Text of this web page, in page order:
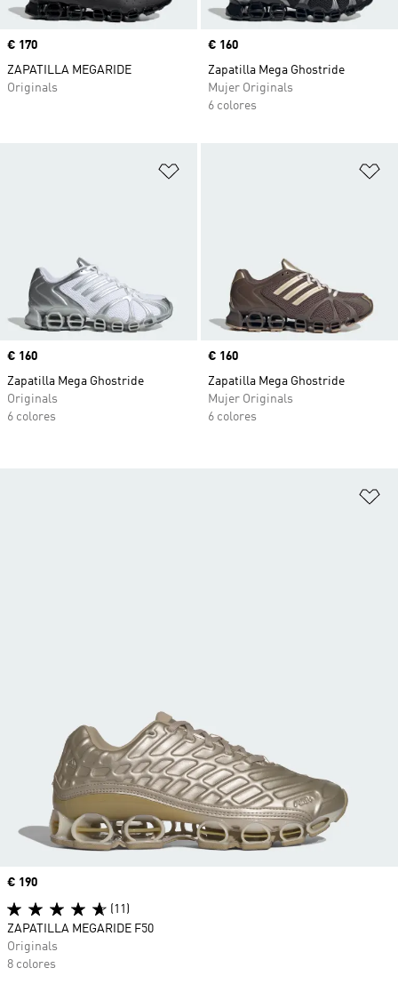
Precio
€ 170
ZAPATILLA MEGARIDE
Originals
Precio
€ 160
Zapatilla Mega Ghostride
Mujer Originals
6 colores
Precio
€ 160
Zapatilla Mega Ghostride
Originals
6 colores
Precio
€ 160
Zapatilla Mega Ghostride
Mujer Originals
6 colores
Precio
€ 190
(11)
ZAPATILLA MEGARIDE F50
Originals
8 colores